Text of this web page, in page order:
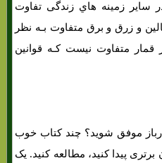
سایر زمینه هاي‌ زندگی تفاوت
و زرق و برق متفاوت بـه نظر
قمار متفاوت نیست کـه قوانین
موفق شوید؟ چند کتاب خوب
پیدا کنید، مطالعه کنید. یک